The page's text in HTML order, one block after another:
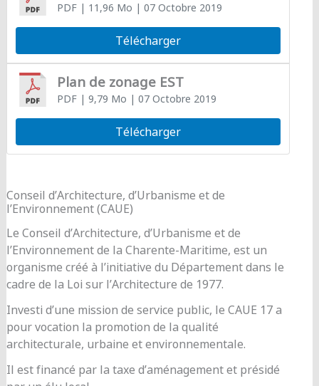
PDF| 11,96 Mo | 07 Octobre 2019
Télécharger
Plan de zonage EST
PDF| 9,79 Mo | 07 Octobre 2019
Télécharger
Conseil d’Architecture, d’Urbanisme et de
l’Environnement (CAUE)
Le Conseil d’Architecture, d’Urbanisme et de
l’Environnement de la Charente-Maritime, est un
organisme créé à l’initiative du Département dans le
cadre de la Loi sur l’Architecture de 1977.
Investi d’une mission de service public, le CAUE 17 a
pour vocation la promotion de la qualité
architecturale, urbaine et environnementale.
Il est financé par la taxe d’aménagement et présidé